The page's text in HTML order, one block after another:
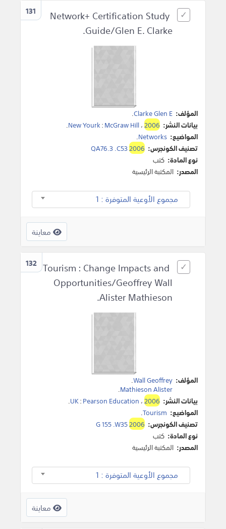
131
Network+ Certification Study
Guide/Glen E. Clarke.
المؤلف: Clarke Glen E
.
بيانات النشر:
New Yourk:McGraw Hill،2006
.
المواضيع: Networks
.
تصنيف الكونجرس:
QA76.3 .C532006
نوع المادة: كتب
المصدر: المكتبة الرئيسية
مجموع الأوعية المتوفرة : 1
معاينة
132 Tourism : Change Impacts and
Opportunities/Geoffrey Wall
Alister Mathieson.
المؤلف: Wall Geoffrey
.
Mathieson Alister
.
بيانات النشر:
UK:Pearson Education ،2006
.
المواضيع: Tourism
.
تصنيف الكونجرس:
G 155 .W352006
نوع المادة: كتب
المصدر: المكتبة الرئيسية
مجموع الأوعية المتوفرة : 1
معاينة